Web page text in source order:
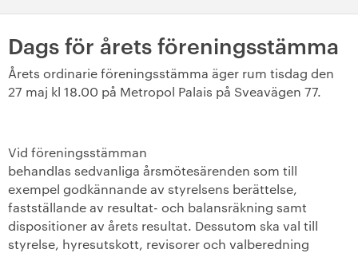
BLI MEDLEM
MINA SIDOR
+
Sök ledigt
+
Våra bostäder
Dags för årets föreningsstämma
Årets ordinarie föreningsstämma äger rum tisdag den
27 maj kl 18.00 på Metropol Palais på Sveavägen 77.
Vid föreningsstämman
behandlas sedvanliga årsmötesärenden som till
exempel godkännande av styrelsens berättelse,
fastställande av resultat- och balansräkning samt
dispositioner av årets resultat. Dessutom ska val till
styrelse, hyresutskott, revisorer och valberedning